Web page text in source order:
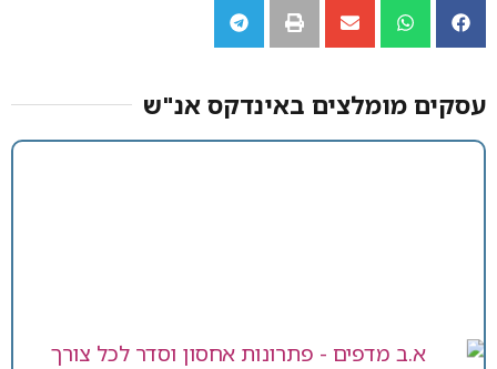
עסקים מומלצים באינדקס אנ"ש​